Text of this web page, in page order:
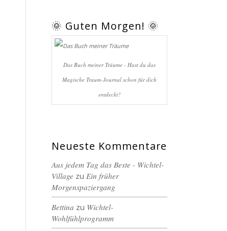
🌞 Guten Morgen! 🌞
Das Buch meiner Träume - Hast du das
Magische Traum-Journal schon für dich
entdeckt?
Neueste Kommentare
Aus jedem Tag das Beste - Wichtel-
Village zu Ein früher
Morgenspaziergang
Bettina zu Wichtel-
Wohlfühlprogramm